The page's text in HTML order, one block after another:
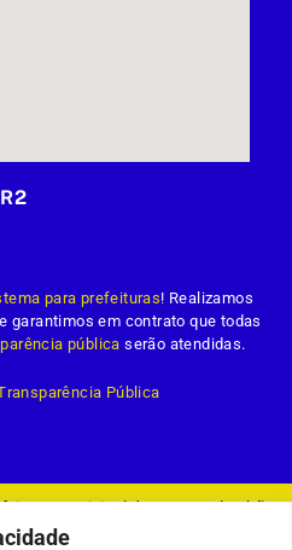
para prefeituras! Realizamos
garantimos em contrato que todas
pública serão atendidas.
Pública
Municipal da Demerval Lobão.